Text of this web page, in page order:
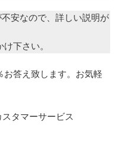
安なので、詳しい説明が
下さい。
お答え致します。お気軽
スタマーサービス